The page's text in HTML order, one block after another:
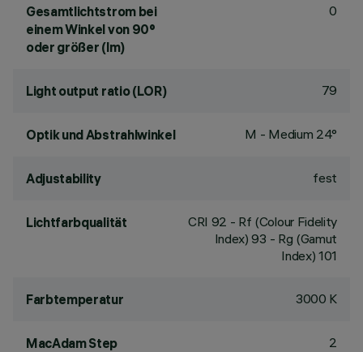
Gesamtlichtstrom bei
einem Winkel von 90°
oder größer (lm)
0
Light output ratio (LOR) 79
Optik und Abstrahlwinkel M - Medium 24°
Adjustability fest
Lichtfarbqualität CRI 92 - Rf (Colour Fidelity
Index) 93 - Rg (Gamut
Index) 101
Farbtemperatur 3000 K
MacAdam Step 2